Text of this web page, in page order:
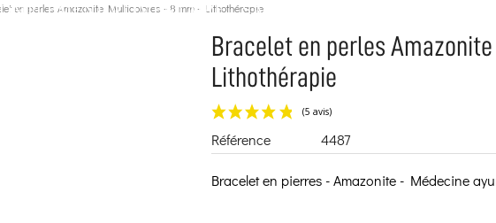
ALIMENTAIRE SANTÉ & BIEN-ÊTRE
en perles Amazonite Multicolores - 8 mm - Lithothérapie
Bracelet en perles
Lithothérapie
Référence 4487
Bracelet en pierres - Amazonite - Médecine